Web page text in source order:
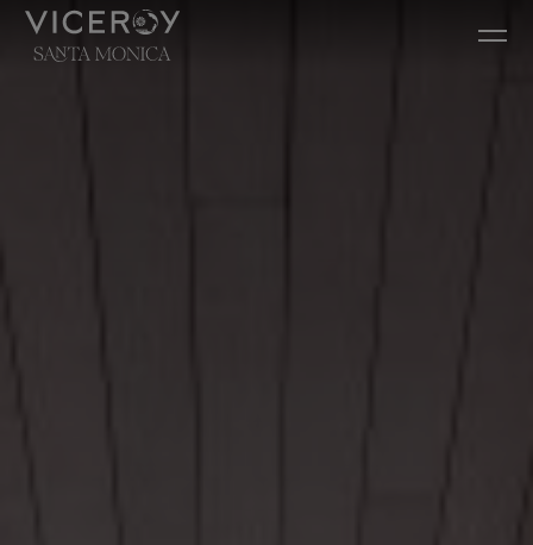
Ir diretamente para o conteúdo principal